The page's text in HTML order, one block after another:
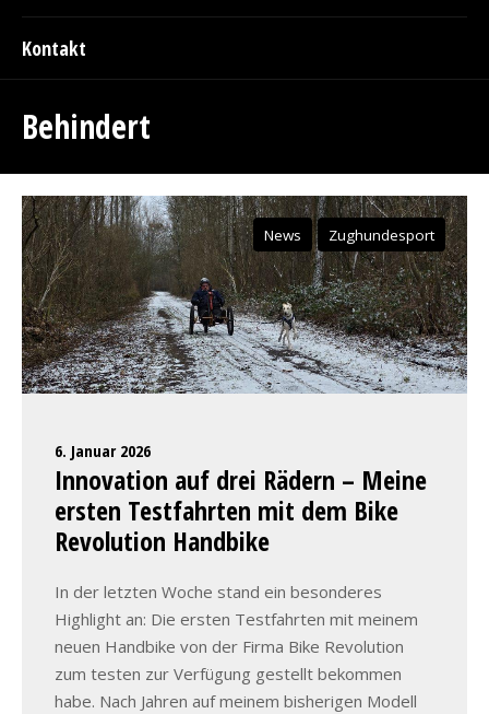
Kontakt
Behindert
News Zughundesport
6. Januar 2026
Innovation auf drei Rädern – Meine
ersten Testfahrten mit dem Bike
Revolution Handbike
In der letzten Woche stand ein besonderes
Highlight an: Die ersten Testfahrten mit meinem
neuen Handbike von der Firma Bike Revolution
zum testen zur Verfügung gestellt bekommen
habe. Nach Jahren auf meinem bisherigen Modell